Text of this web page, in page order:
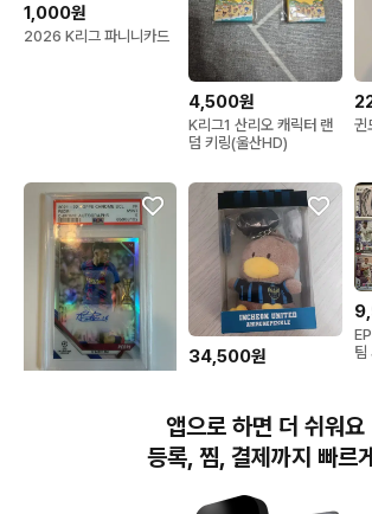
1,000원
2026 K리그 파니니카드
4,500원
K리그1 산리오 캐릭터 랜
덤 키링(울산HD)
귄
34,500원
팀
앱으로 하면 더 쉬워요
등록, 찜, 결제까지 빠르